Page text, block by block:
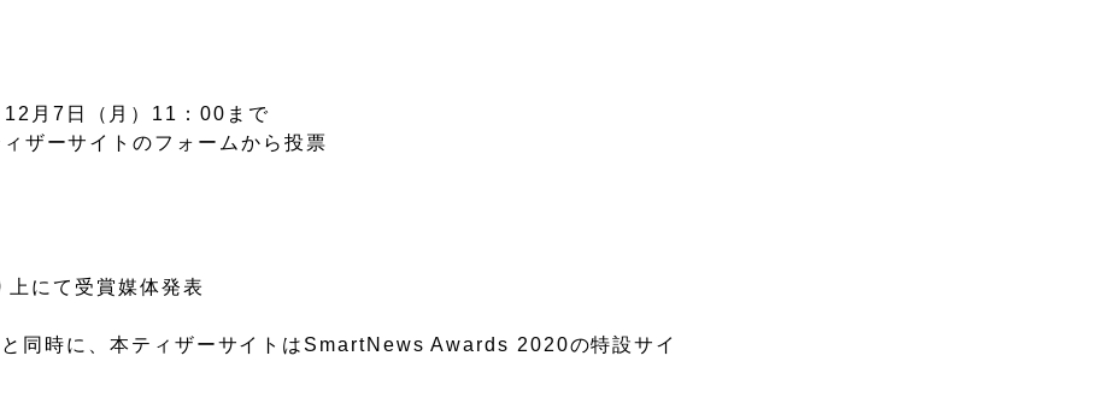
月7日（月）11：00まで
ザーサイトのフォームから投票
にて受賞媒体発表
同時に、本ティザーサイトはSmartNews Awards 2020の特設サイ